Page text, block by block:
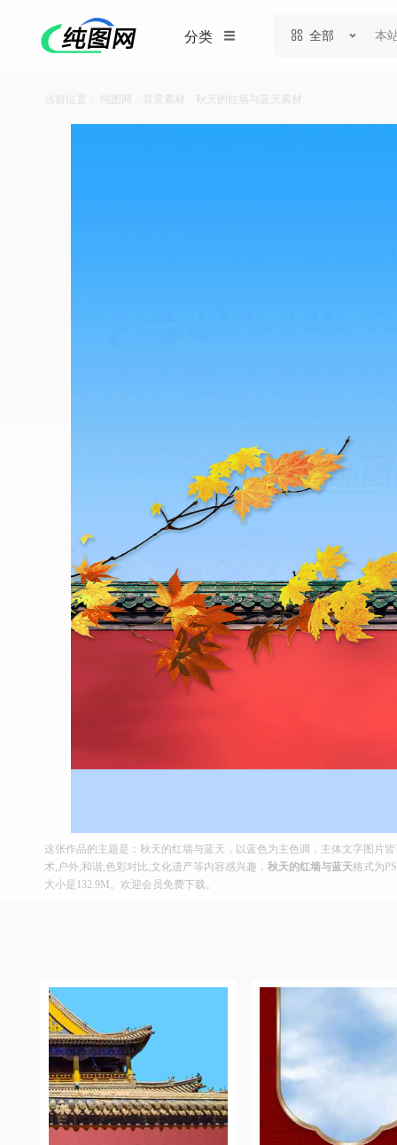
分类 全部
当前位置： 纯图网 背景素材 秋天的红墙与蓝天素材
这张作品的主题是：秋天的红墙与蓝天，以蓝色为主色调，主体文字图片
术,户外,和谐,色彩对比,文化遗产等内容感兴趣， 秋天的红墙与蓝天格式为
大小是132.9M。欢迎会员免费下载。